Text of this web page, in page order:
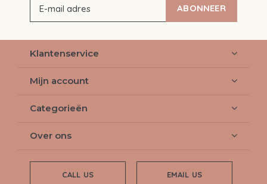
ABONNEER
Klantenservice
Mijn account
Categorieën
Over ons
CALL US EMAIL US